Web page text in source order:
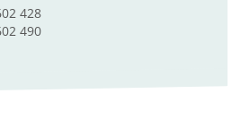
428
490